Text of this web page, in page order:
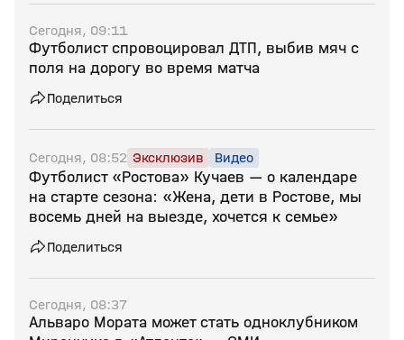
Сегодня, 09:11
Футболист спровоцировал ДТП, выбив мяч с
поля на дорогу во время матча
Поделиться
Сегодня, 08:52 Эксклюзив Видео
Футболист «Ростова» Кучаев — о календаре
на старте сезона: «Жена, дети в Ростове, мы
восемь дней на выезде, хочется к семье»
Поделиться
Сегодня, 08:37
Альваро Мората может стать одноклубником